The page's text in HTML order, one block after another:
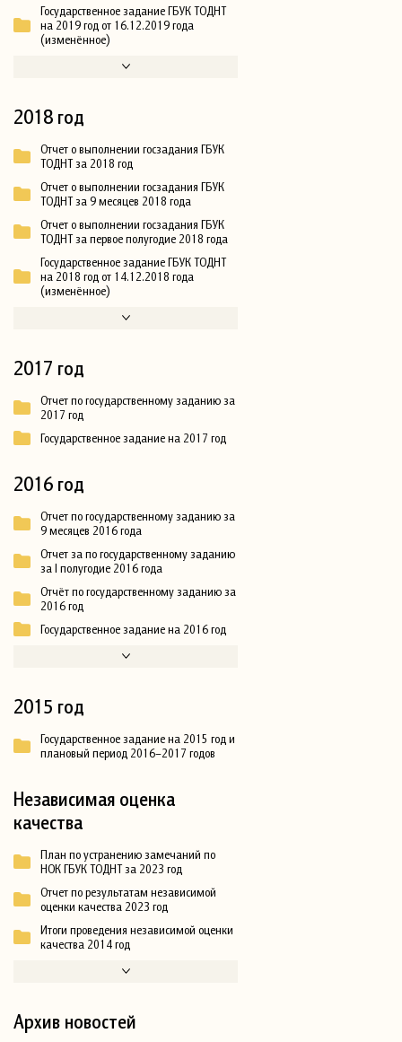
Государственное задание ГБУК ТОДНТ
на 2019 год от 16.12.2019 года
(изменённое)
2018 год
Отчет о выполнении госзадания ГБУК
ТОДНТ за 2018 год
Отчет о выполнении госзадания ГБУК
ТОДНТ за 9 месяцев 2018 года
Отчет о выполнении госзадания ГБУК
ТОДНТ за первое полугодие 2018 года
Государственное задание ГБУК ТОДНТ
на 2018 год от 14.12.2018 года
(изменённое)
2017 год
Отчет по государственному заданию за
2017 год
Государственное задание на 2017 год
2016 год
Отчет по государственному заданию за
9 месяцев 2016 года
Отчет за по государственному заданию
за I полугодие 2016 года
Отчёт по государственному заданию за
2016 год
Государственное задание на 2016 год
2015 год
Государственное задание на 2015 год и
плановый период 2016–2017 годов
Независимая оценка
качества
План по устранению замечаний по
НОК ГБУК ТОДНТ за 2023 год
Отчет по результатам независимой
оценки качества 2023 год
Итоги проведения независимой оценки
качества 2014 год
Архив новостей